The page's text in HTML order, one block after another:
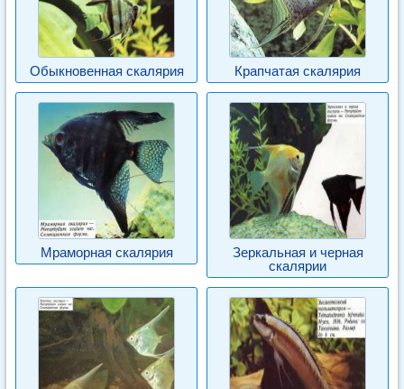
Обыкновенная скалярия Крапчатая скалярия
Мраморная скалярия
Зеркальная и черная
скалярии